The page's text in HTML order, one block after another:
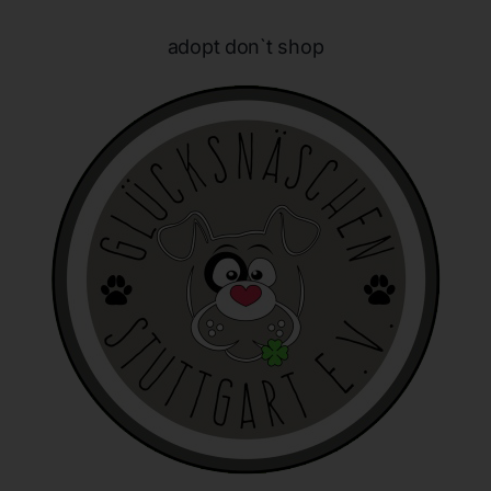
adopt don`t shop
die Anpassung oder Veränderung, das Auslesen, das
Übermittlung, Verbreitung oder eine andere Form der
Bereitstellung, den Abgleich oder die Verknüpfung, die
Einschränkung, das Löschen oder die Vernichtung.
d) Einschränkung der Verarbeitung
Einschränkung der Verarbeitung ist die Markierung
gespeicherter personenbezogener Daten mit dem Ziel,
ihre künftige Verarbeitung einzuschränken.
e) Profiling
Profiling ist jede Art der automatisierten Verarbeitung
personenbezogener Daten, die darin besteht, dass diese
personenbezogenen Daten verwendet werden, um
bestimmte persönliche Aspekte, die sich auf eine
natürliche Person beziehen, zu bewerten, insbesondere,
um Aspekte bezüglich Arbeitsleistung, wirtschaftlicher